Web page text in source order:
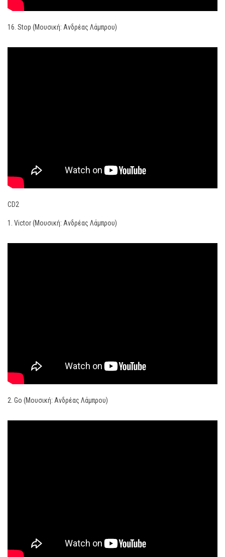
16. Stop (Μουσική: Ανδρέας Λάμπρου)
CD2
1. Victor (Μουσική: Ανδρέας Λάμπρου)
2. Go (Μουσική: Ανδρέας Λάμπρου)